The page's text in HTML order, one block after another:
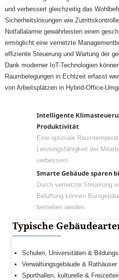
und verbessert gleichzeitig das
Sicherheitslösungen wie
Notfallalarme gewährleisten einen
ermöglicht eine vernetzte
effiziente Steuerung und Wartung der
Dank moderner IoT-Technologien
Raumbelegungen in Echtzeit erfasst
von Arbeitsplätzen in Hybrid-Office-
Intelligente
Produktivität
Eine optimale
Leistungsfähigkeit der
verbessern.
Smarte Gebäude sparen
Durch vernetzte Steuerung
Belüftung können
betrieben werden.
Typische
Schulen, Universitäten &
Verwaltungsgebäude & Rathäuser
Sporthallen, kulturelle &